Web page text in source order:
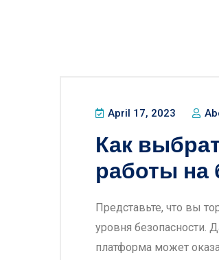
April 17, 2023
Как
работы на
Представьте, что вы
уровня безопасности.
платформа может